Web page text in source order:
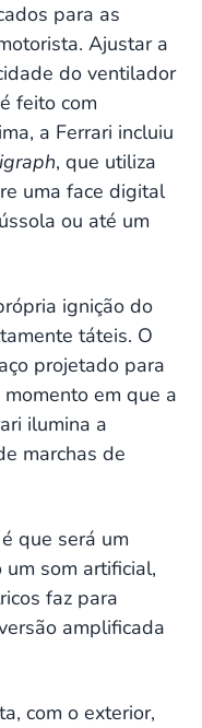
para as
Ajustar a
do ventilador
feito com
a Ferrari incluiu
, que utiliza
uma face digital
ou até um
ignição do
táteis. O
projetado para
momento em que a
ilumina a
marchas de
que será um
som artificial,
faz para
amplificada
com o exterior,